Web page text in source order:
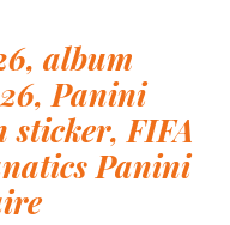
album
Panini
sticker, FIFA
Panini